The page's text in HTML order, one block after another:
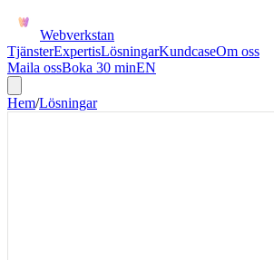
Webverkstan
TjänsterExpertisLösningarKundcaseOm oss
Maila ossBoka 30 minEN
Hem/Lösningar